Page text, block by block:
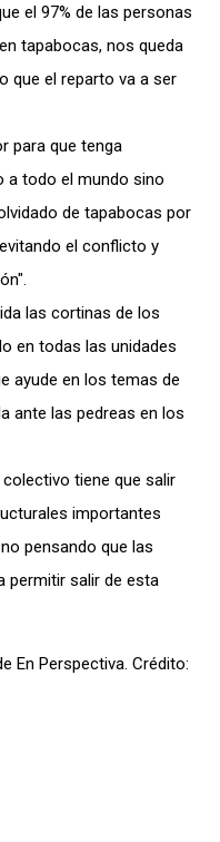
el 97% de las personas
tapabocas, nos queda
que el reparto va a ser
para que tenga
a todo el mundo sino
de tapabocas por
el conflicto y
las cortinas de los
en todas las unidades
ayude en los temas de
ante las pedreas en los
tiene que salir
importantes
pensando que las
permitir salir de esta
En Perspectiva. Crédito: